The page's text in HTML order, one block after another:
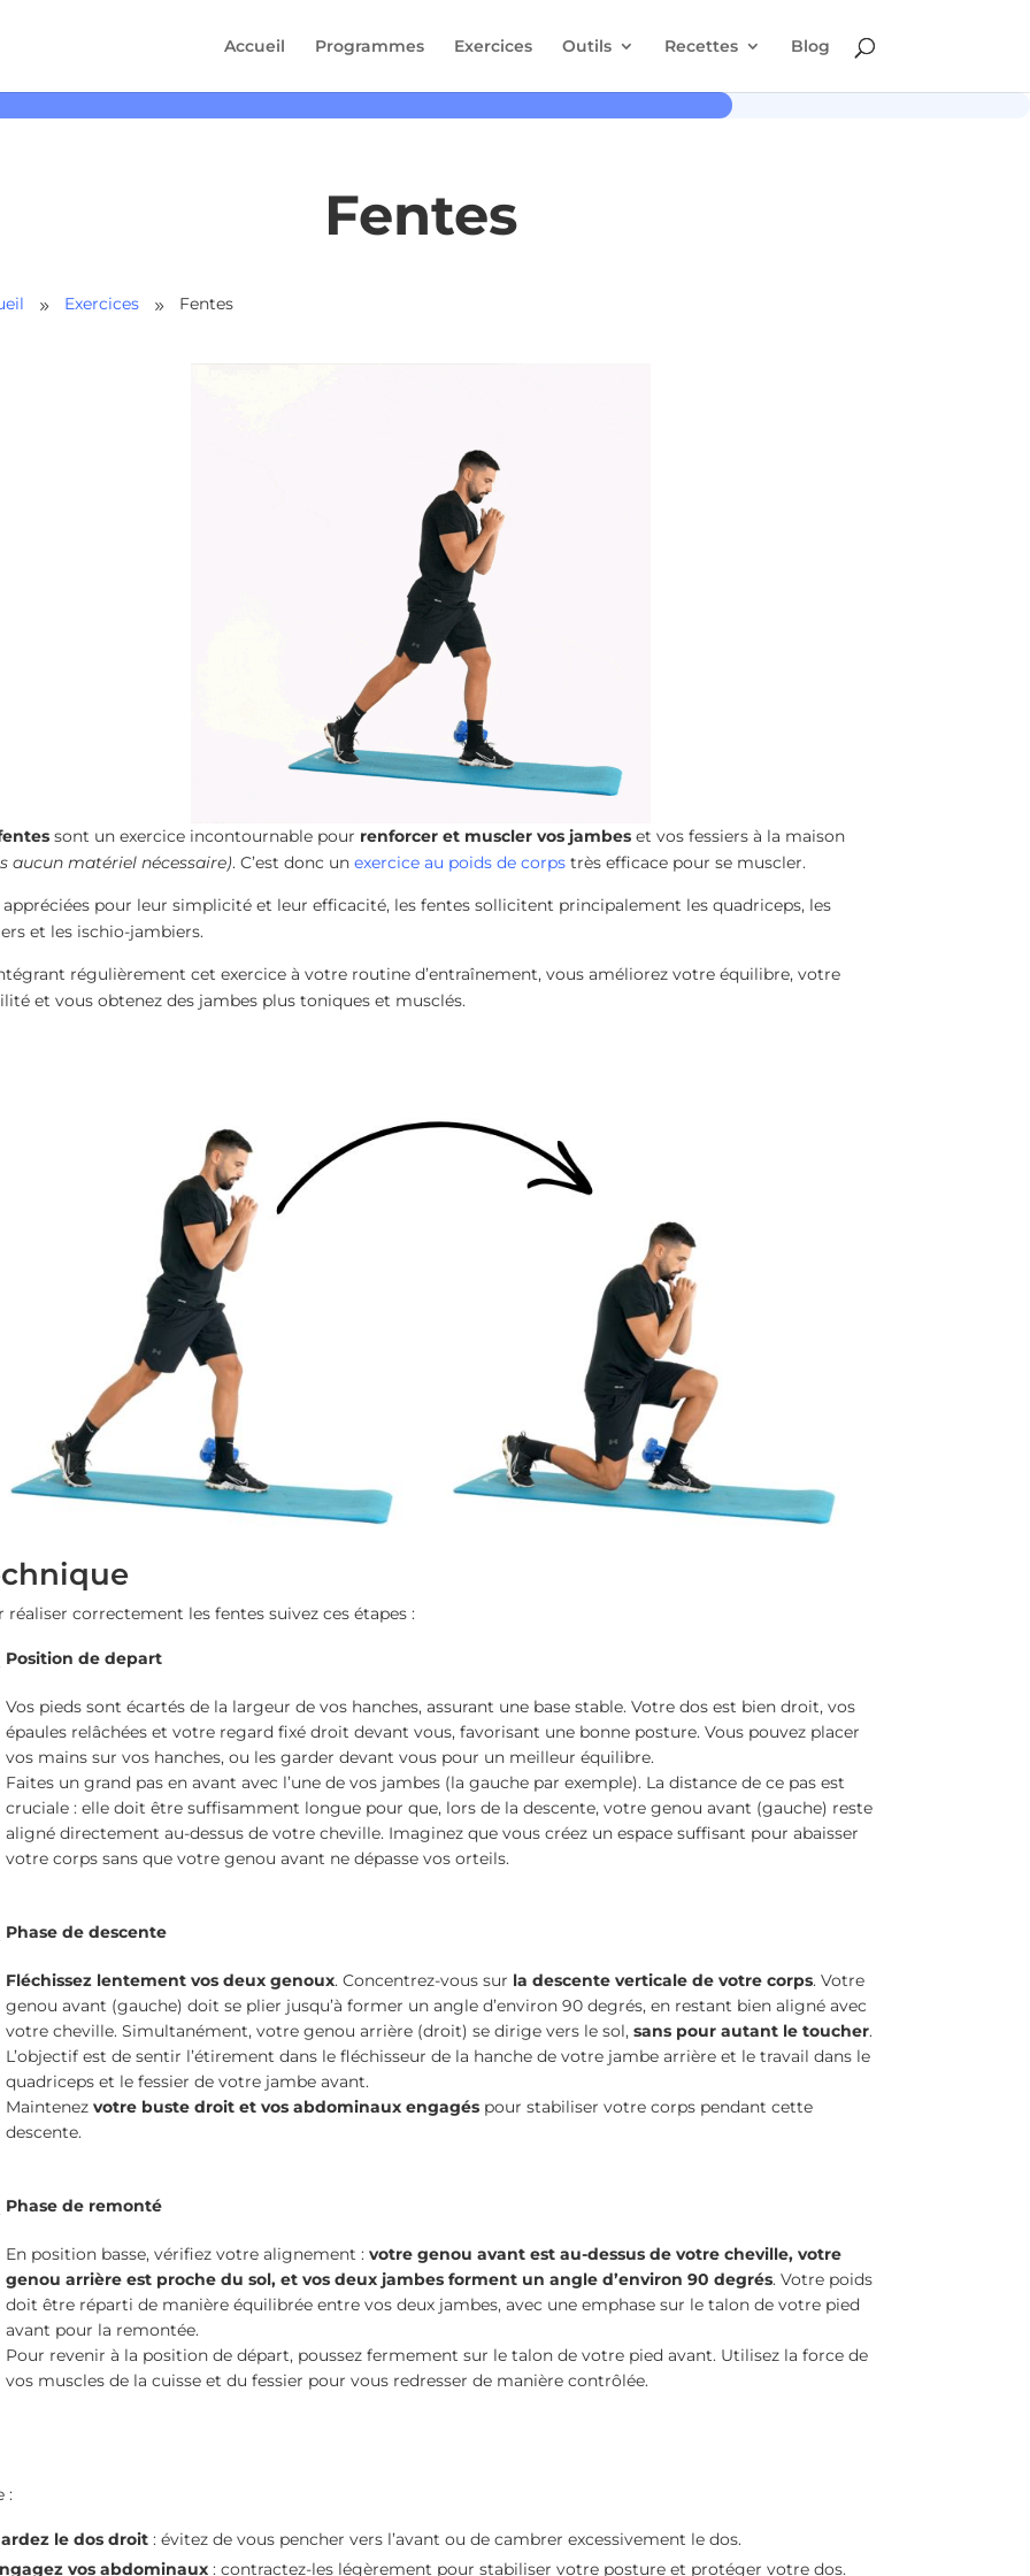
Accueil Programmes Exercices Outils Recettes Blog
Fentes
9 Exercices 9 Fentes
sont un exercice incontournable pour renforcer et muscler vos jambeset vos fessiers à la maison
aucun matériel nécessaire). C’est donc un exercice au poids de corpstrès efficace pour se muscler.
appréciées pour leur simplicité et leur efficacité, les fentes sollicitent principalement les quadriceps, les
et les ischio-jambiers.
régulièrement cet exercice à votre routine d’entraînement, vous améliorez votre équilibre, votre
et vous obtenez des jambes plus toniques et musclés.
réaliser correctement les fentes suivez ces étapes :
Position de depart
Vos pieds sont écartés de la largeur de vos hanches, assurant une base stable. Votre dos est bien droit, vos
épaules relâchées et votre regard fixé droit devant vous, favorisant une bonne posture. Vous pouvez placer
vos mains sur vos hanches, ou les garder devant vous pour un meilleur équilibre.
Faites un grand pas en avant avec l’une de vos jambes (la gauche par exemple). La distance de ce pas est
cruciale : elle doit être suffisamment longue pour que, lors de la descente, votre genou avant (gauche) reste
aligné directement au-dessus de votre cheville. Imaginez que vous créez un espace suffisant pour abaisser
votre corps sans que votre genou avant ne dépasse vos orteils.
Phase de descente
Fléchissez lentement vos deux genoux. Concentrez-vous sur la descente verticale de votre corps. Votre
genou avant (gauche) doit se plier jusqu’à former un angle d’environ 90 degrés, en restant bien aligné avec
votre cheville. Simultanément, votre genou arrière (droit) se dirige vers le sol, sans pour autant le toucher.
L’objectif est de sentir l’étirement dans le fléchisseur de la hanche de votre jambe arrière et le travail dans le
quadriceps et le fessier de votre jambe avant.
Maintenez votre buste droit et vos abdominaux engagéspour stabiliser votre corps pendant cette
descente.
Phase de remonté
En position basse, vérifiez votre alignement : votre genou avant est au-dessus de votre cheville, votre
genou arrière est proche du sol, et vos deux jambes forment un angle d’environ 90 degrés. Votre poids
doit être réparti de manière équilibrée entre vos deux jambes, avec une emphase sur le talon de votre pied
avant pour la remontée.
Pour revenir à la position de départ, poussez fermement sur le talon de votre pied avant. Utilisez la force de
vos muscles de la cuisse et du fessier pour vous redresser de manière contrôlée.
:
le dos droit: évitez de vous pencher vers l’avant ou de cambrer excessivement le dos.
vos abdominaux: contractez-les légèrement pour stabiliser votre posture et protéger votre dos.